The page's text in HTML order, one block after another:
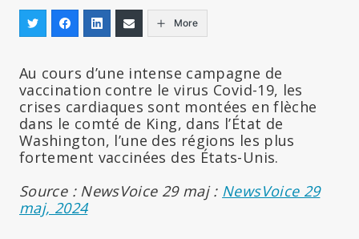
More
Au cours d’une intense campagne de
vaccination contre le virus Covid-19, les
crises cardiaques sont montées en flèche
dans le comté de King, dans l’État de
Washington, l’une des régions les plus
fortement vaccinées des États-Unis.
Source : NewsVoice 29 maj : NewsVoice 29
maj, 2024